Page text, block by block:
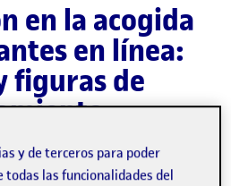
en la acogida
en línea:
figuras de
y de terceros para poder
las funcionalidades del